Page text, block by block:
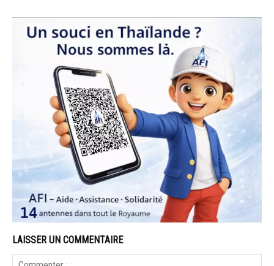
LAISSER UN COMMENTAIRE